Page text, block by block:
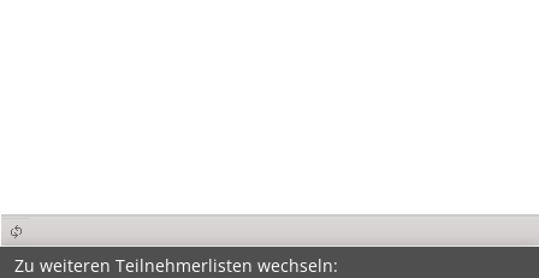
Zu weiteren Teilnehmerlisten wechseln: